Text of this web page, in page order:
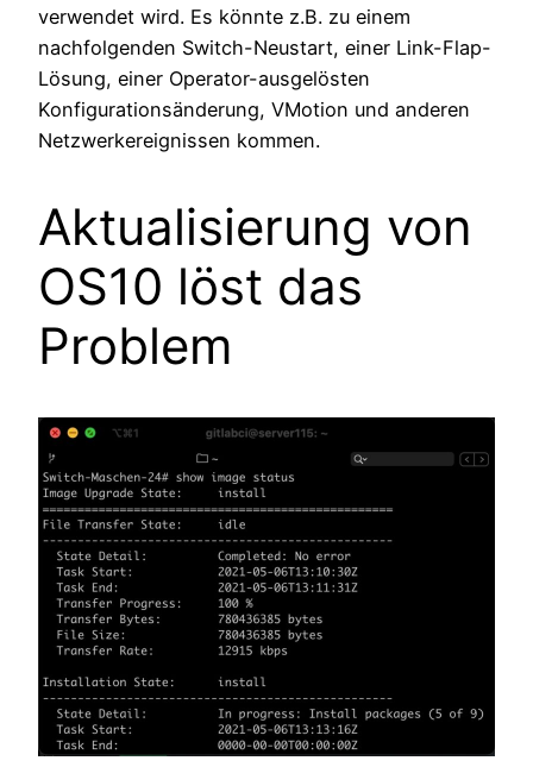
verwendet wird. Es könnte z.B. zu einem
nachfolgenden Switch-Neustart, einer Link-Flap-
Lösung, einer Operator-ausgelösten
Konfigurationsänderung, VMotion und anderen
Netzwerkereignissen kommen.
Aktualisierung von
OS10 löst das
Problem